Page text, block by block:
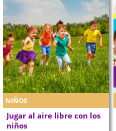
NIÑOS
Jugar al aire libre con los
niños